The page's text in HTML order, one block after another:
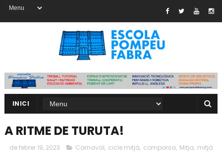
INICI
A RITME DE TURUTA!
de febrer 19, 2023 Carnaval, cicle mitjà, comparsa, Mitja, mitjà